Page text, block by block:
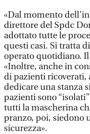
«Dal momento
direttore del Spdc
adottato tutte le
questi casi. Si tratta
operato quotidiano.
«Inoltre, anche in
di pazienti
dedicare una stanza
pazienti sono
tutti la mascherina
pranzo, poi, siedono
sicurezza».